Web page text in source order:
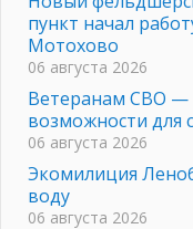
пункт начал
Мотохово
06 августа 2026
Ветеранам СВО —
возможности для
06 августа 2026
Экомилиция
воду
06 августа 2026